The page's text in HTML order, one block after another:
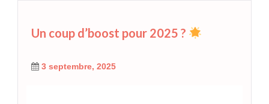
Un coup d’boost pour 2025 ?
3 septembre, 2025